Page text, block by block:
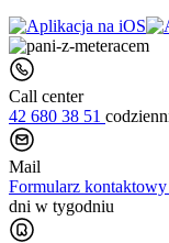
Call center
42 680 38 51
Mail
Formularz kontaktowy
dni w tygodniu